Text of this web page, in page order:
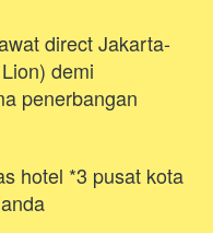
direct Jakarta-
demi
penerbangan
hotel *3 pusat kota